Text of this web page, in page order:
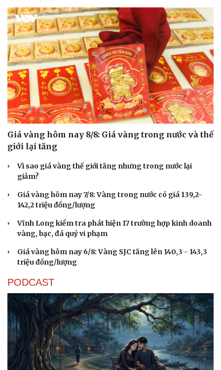
Giá vàng hôm nay 8/8: Giá vàng trong nước và thế
giới lại tăng
Vì sao giá vàng thế giới tăng nhưng trong nước lại
giảm?
Giá vàng hôm nay 7/8: Vàng trong nước có giá 139,2-
142,2 triệu đồng/lượng
Vĩnh Long kiểm tra phát hiện 17 trường hợp kinh doanh
vàng, bạc, đá quý vi phạm
Giá vàng hôm nay 6/8: Vàng SJC tăng lên 140,3 - 143,3
triệu đồng/lượng
PODCAST